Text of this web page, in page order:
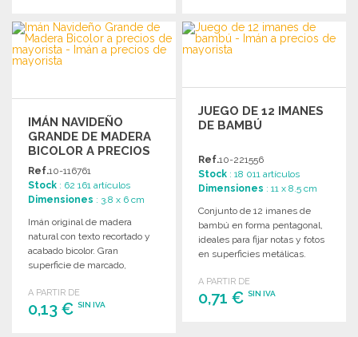
PEDIR
Solicitar un presupuesto
PEDIR
Solicitar un presupuesto
IMÁN NAVIDEÑO
GRANDE DE MADERA
BICOLOR A PRECIOS
DE MAYORISTA
Ref.10-116761
Stock : 62 161 artículos
Dimensiones : 3.8 x 6 cm
Imán original de madera
natural con texto recortado y
acabado bicolor. Gran
superficie de marcado,
A PARTIR DE
0,13 € SIN IVA
JUEGO DE 12 IMANES
DE BAMBÚ
Ref.10-221556
Stock : 18 011 artículos
Dimensiones : 11 x 8.5 cm
Conjunto de 12 imanes de
bambú en forma pentagonal,
ideales para fijar notas y fotos
en superficies metálicas.
algodón.
A PARTIR DE
0,71 €SIN IVA